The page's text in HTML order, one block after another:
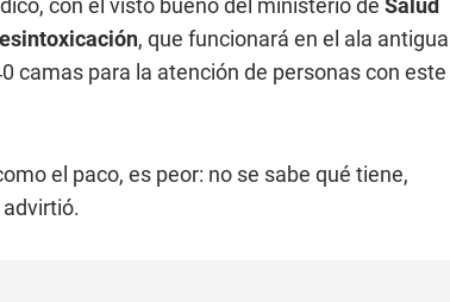
con el visto bueno del ministerio de Salud
, que funcionará en el ala antigua
camas para la atención de personas con este
el paco, es peor: no se sabe qué tiene,